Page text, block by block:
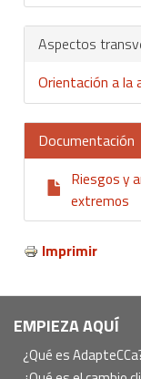
Aspectos
Orientación a la
Documentación
Riesgos y
extremos
Imprimir
Navegación
principal
EMPIEZA AQUÍ
¿Qué es